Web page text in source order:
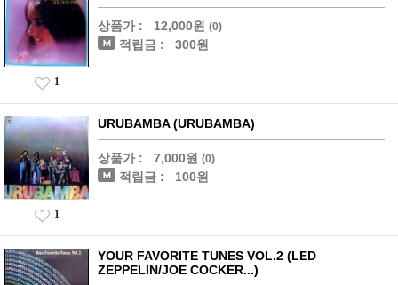
상품가 : 12,000원 (0)
적립금 : 300원
1
URUBAMBA (URUBAMBA)
상품가 : 7,000원 (0)
적립금 : 100원
1
YOUR FAVORITE TUNES VOL.2 (LED
ZEPPELIN/JOE COCKER...)